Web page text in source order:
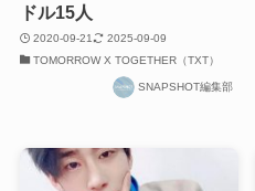
ドル15人
2020-09-21
2025-09-09
TOMORROW X TOGETHER（TXT）
SNAPSHOT編集部